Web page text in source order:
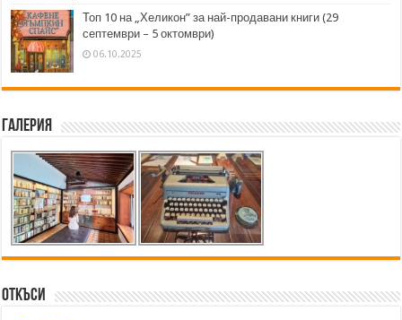
Топ 10 на „Хеликон” за най-продавани книги (29
септември – 5 октомври)
06.10.2025
Галерия
Откъси